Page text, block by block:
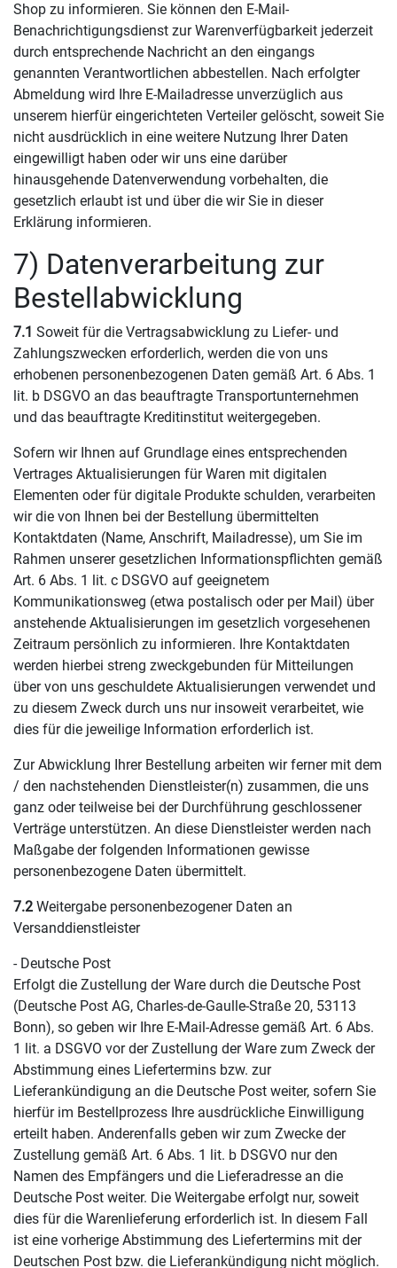
Shop zu informieren. Sie können den E-Mail-
Benachrichtigungsdienst zur Warenverfügbarkeit jederzeit
durch entsprechende Nachricht an den eingangs
genannten Verantwortlichen abbestellen. Nach erfolgter
Abmeldung wird Ihre E-Mailadresse unverzüglich aus
unserem hierfür eingerichteten Verteiler gelöscht, soweit Sie
nicht ausdrücklich in eine weitere Nutzung Ihrer Daten
eingewilligt haben oder wir uns eine darüber
hinausgehende Datenverwendung vorbehalten, die
gesetzlich erlaubt ist und über die wir Sie in dieser
Erklärung informieren.
7) Datenverarbeitung zur
Bestellabwicklung
7.1 Soweit für die Vertragsabwicklung zu Liefer- und
Zahlungszwecken erforderlich, werden die von uns
erhobenen personenbezogenen Daten gemäß Art. 6 Abs. 1
lit. b DSGVO an das beauftragte Transportunternehmen
und das beauftragte Kreditinstitut weitergegeben.
Sofern wir Ihnen auf Grundlage eines entsprechenden
Vertrages Aktualisierungen für Waren mit digitalen
Elementen oder für digitale Produkte schulden, verarbeiten
wir die von Ihnen bei der Bestellung übermittelten
Kontaktdaten (Name, Anschrift, Mailadresse), um Sie im
Rahmen unserer gesetzlichen Informationspflichten gemäß
Art. 6 Abs. 1 lit. c DSGVO auf geeignetem
Kommunikationsweg (etwa postalisch oder per Mail) über
anstehende Aktualisierungen im gesetzlich vorgesehenen
Zeitraum persönlich zu informieren. Ihre Kontaktdaten
werden hierbei streng zweckgebunden für Mitteilungen
über von uns geschuldete Aktualisierungen verwendet und
zu diesem Zweck durch uns nur insoweit verarbeitet, wie
dies für die jeweilige Information erforderlich ist.
Zur Abwicklung Ihrer Bestellung arbeiten wir ferner mit dem
/ den nachstehenden Dienstleister(n) zusammen, die uns
ganz oder teilweise bei der Durchführung geschlossener
Verträge unterstützen. An diese Dienstleister werden nach
Maßgabe der folgenden Informationen gewisse
personenbezogene Daten übermittelt.
7.2 Weitergabe personenbezogener Daten an
Versanddienstleister
- Deutsche Post
Erfolgt die Zustellung der Ware durch die Deutsche Post
(Deutsche Post AG, Charles-de-Gaulle-Straße 20, 53113
Bonn), so geben wir Ihre E-Mail-Adresse gemäß Art. 6 Abs.
1 lit. a DSGVO vor der Zustellung der Ware zum Zweck der
Abstimmung eines Liefertermins bzw. zur
Lieferankündigung an die Deutsche Post weiter, sofern Sie
hierfür im Bestellprozess Ihre ausdrückliche Einwilligung
erteilt haben. Anderenfalls geben wir zum Zwecke der
Zustellung gemäß Art. 6 Abs. 1 lit. b DSGVO nur den
Namen des Empfängers und die Lieferadresse an die
Deutsche Post weiter. Die Weitergabe erfolgt nur, soweit
dies für die Warenlieferung erforderlich ist. In diesem Fall
ist eine vorherige Abstimmung des Liefertermins mit der
Deutschen Post bzw. die Lieferankündigung nicht möglich.